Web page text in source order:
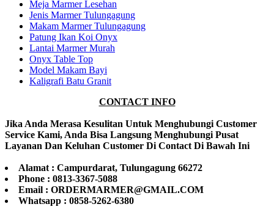
Meja Marmer Lesehan
Jenis Marmer Tulungagung
Makam Marmer Tulungagung
Patung Ikan Koi Onyx
Lantai Marmer Murah
Onyx Table Top
Model Makam Bayi
Kaligrafi Batu Granit
CONTACT INFO
Jika Anda Merasa Kesulitan Untuk Menghubungi Customer
Service Kami, Anda Bisa Langsung Menghubungi Pusat
Layanan Dan Keluhan Customer Di Contact Di Bawah Ini
Alamat : Campurdarat, Tulungagung 66272
Phone : 0813-3367-5088
Email : ORDERMARMER@GMAIL.COM
Whatsapp : 0858-5262-6380